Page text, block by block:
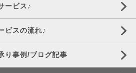
ービス♪
ビスの流れ♪
り事例/ブログ記事